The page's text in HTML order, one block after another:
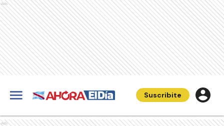
Ads
Suscribite
Ads